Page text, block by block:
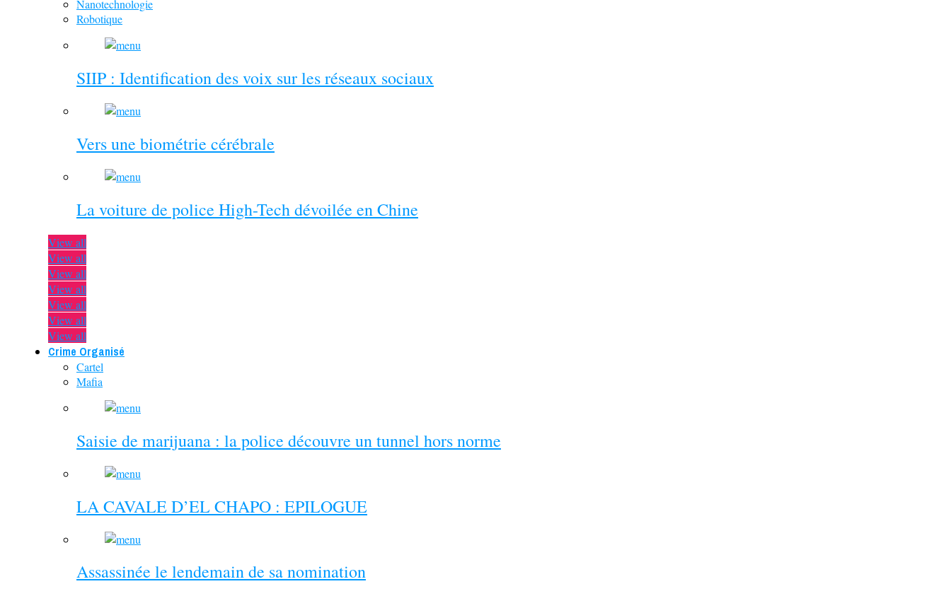
Nanotechnologie
Robotique
SIIP : Identification des voix sur les réseaux sociaux
Vers une biométrie cérébrale
La voiture de police High-Tech dévoilée en Chine
View all
View all
View all
View all
View all
View all
View all
Crime Organisé
Cartel
Mafia
Saisie de marijuana : la police découvre un tunnel hors norme
LA CAVALE D’EL CHAPO : EPILOGUE
Assassinée le lendemain de sa nomination